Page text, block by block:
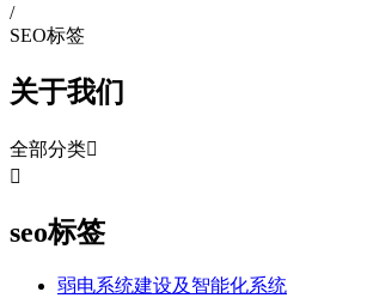
/
SEO标签
关于我们
全部分类

seo标签
弱电系统建设及智能化系统